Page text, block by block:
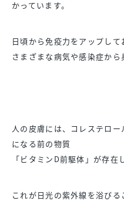
かっています。
日頃から免疫力をアップして
さまざまな病気や感染症から
人の皮膚には、コレステロ
になる前の物質
「ビタミンD前駆体」が存在
これが日光の紫外線を浴びる